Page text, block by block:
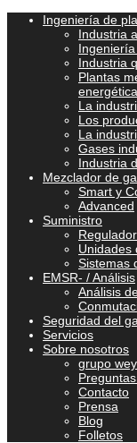
Ingeniería de
Industria
Industria
Plantas
energética
La
Los
La
Gases
Industria
Mezclador de
Smart y
Advanced
Suministro
Unidades
Sistemas
EMSR- / Análisis
Análisis
Seguridad del
Servicios
Sobre nosotros
grupo
Contacto
Prensa
Blog
Folletos